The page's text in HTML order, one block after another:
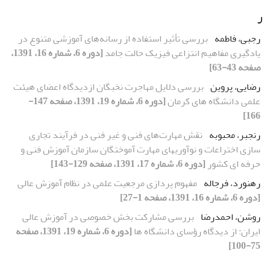
ر
رجبی، فاطمه بررسی تأثیر استفاده از رسانه‌های آموزشی متنوع در
یادگیری مفاهیم انتزاعی فیزیک حالت جامد
[دوره 6، شماره 16، 1391،
صفحه 43-63]
رضایی، پروین بررسی دلایل مهاجرت نخبگان ازدیدگاه اعضای هیئت
علمی دانشگاه های کرمان
[دوره 6، شماره 19، 1391، صفحه 147-
166]
رنجبر، محبوبه نقش مهارت‌های فنی و غیر فنی در فرآیند تجاری
سازی اختراعات و نوآوری‏های مهارت آموختگان سازمان آموزش فنی و
حرفه‏ ای کشور [دوره 6، شماره 17، 1391، صفحه 129-143]
رهنورد، فرجاله مفهوم پردازی مرجعیت علمی در نظام آموزش عالی
[دوره 6، شماره 16، 1391، صفحه 1-27]
روشن، احمدرضا بررسی مشارکت بخش خصوصی در آموزش عالی
ایران: از دیدگاه رؤسای دانشگاه ها
[دوره 6، شماره 19، 1391، صفحه
75-100]